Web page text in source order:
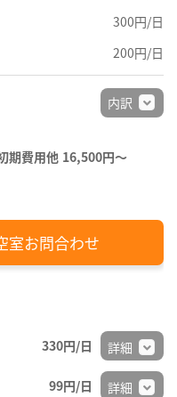
300円/日
200円/日
期費用他 16,500円〜
内訳
室お問合わせ
330円/日 詳細
99円/日 詳細